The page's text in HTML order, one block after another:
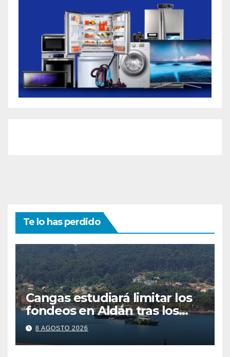
Te lo has perdido
Cangas estudiará limitar los
fondeos en Aldán tras los
últimos episodios de
contaminación en O Con
8 AGOSTO 2026